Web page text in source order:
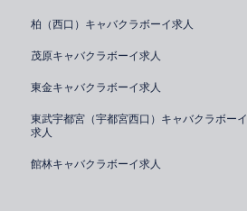
柏（西口）キャバクラボーイ求人
茂原キャバクラボーイ求人
東金キャバクラボーイ求人
東武宇都宮（宇都宮西口）キャバクラボーイ
求人
館林キャバクラボーイ求人